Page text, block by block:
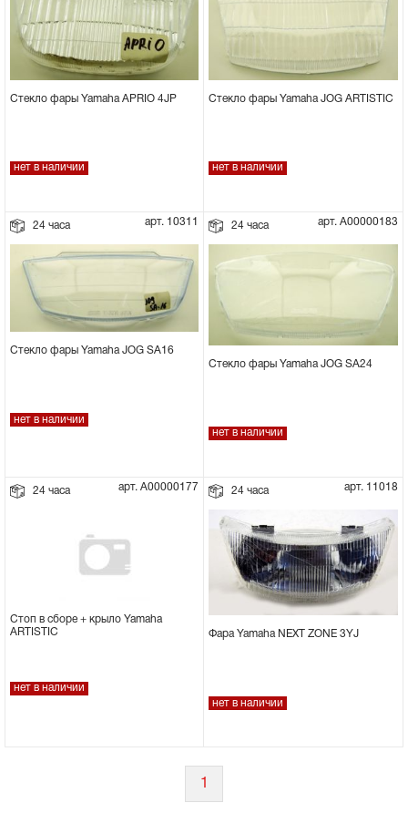
Стекло фары Yamaha APRIO 4JP
нет в наличии
Стекло фары Yamaha JOG ARTISTIC
нет в наличии
24 часа арт. 10311
Стекло фары Yamaha JOG SA16
нет в наличии
24 часа арт. А00000183
Стекло фары Yamaha JOG SA24
нет в наличии
24 часа арт. А00000177
Стоп в сборе + крыло Yamaha
ARTISTIC
нет в наличии
24 часа арт. 11018
Фара Yamaha NEXT ZONE 3YJ
нет в наличии
1